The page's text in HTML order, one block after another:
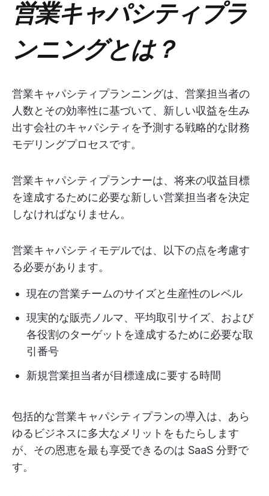
営業キャパシティプラ
ンニングとは？
営業キャパシティプランニングは、営業担当者の
人数とその効率性に基づいて、新しい収益を生み
出す会社のキャパシティを予測する戦略的な財務
モデリングプロセスです。
営業キャパシティプランナーは、将来の収益目標
を達成するために必要な新しい営業担当者を決定
しなければなりません。
営業キャパシティモデルでは、以下の点を考慮す
る必要があります。
現在の営業チームのサイズと生産性のレベル
現実的な販売ノルマ、平均取引サイズ、および
各役割のターゲットを達成するために必要な取
引番号
新規営業担当者が目標達成に要する時間
包括的な営業キャパシティプランの導入は、あら
ゆるビジネスに多大なメリットをもたらします
が、その恩恵を最も享受できるのは SaaS 分野で
す。